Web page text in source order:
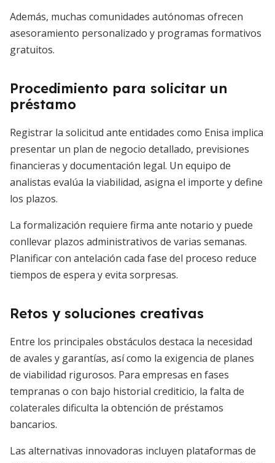
Además, muchas comunidades autónomas ofrecen
asesoramiento personalizado y programas formativos
gratuitos.
Procedimiento para solicitar un
préstamo
Registrar la solicitud ante entidades como Enisa implica
presentar un plan de negocio detallado, previsiones
financieras y documentación legal. Un equipo de
analistas evalúa la viabilidad, asigna el importe y define
los plazos.
La formalización requiere firma ante notario y puede
conllevar plazos administrativos de varias semanas.
Planificar con antelación cada fase del proceso reduce
tiempos de espera y evita sorpresas.
Retos y soluciones creativas
Entre los principales obstáculos destaca la necesidad
de avales y garantías, así como la exigencia de planes
de viabilidad rigurosos. Para empresas en fases
tempranas o con bajo historial crediticio, la falta de
colaterales dificulta la obtención de préstamos
bancarios.
Las alternativas innovadoras incluyen plataformas de